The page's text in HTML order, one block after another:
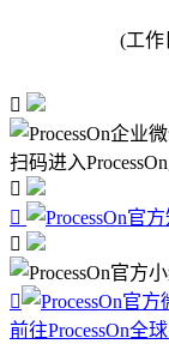
(工作

扫码进入




前往ProcessOn全